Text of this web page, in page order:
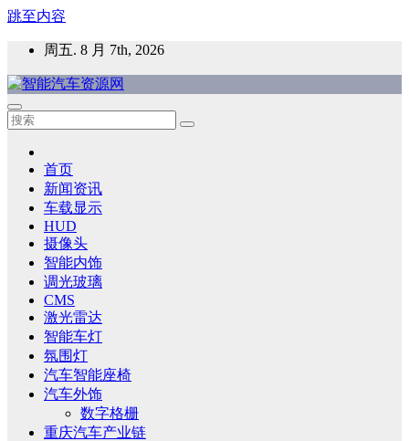
跳至内容
周五. 8 月 7th, 2026
智能汽车资源网
智能表面，智能内饰，新能源汽车，HMI，人车交互，智能车
首页
新闻资讯
车载显示
HUD
摄像头
智能内饰
调光玻璃
CMS
激光雷达
智能车灯
氛围灯
汽车智能座椅
汽车外饰
数字格栅
重庆汽车产业链